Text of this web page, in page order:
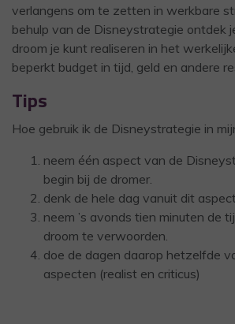
verlangens om te zetten in werkbare
behulp van de Disneystrategie ontdek
droom je kunt realiseren in het
beperkt budget in tijd, geld en andere
Tips
Hoe gebruik ik de Disneystrategie in
neem één aspect van de
begin bij de dromer.
denk de hele dag vanuit dit
neem ’s avonds tien minuten de
droom te verwoorden.
doe de dagen daarop hetzelfde
aspecten (realist en criticus)